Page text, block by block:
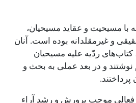
با مسیحیت و عقاید مسیحیان،
و غیرمقلدانه بوده است. آنان
کتاب‌های ردّیه علیه مسیحیان
و در بعد عملی به بحث و
پرداختند.
فعالی موجب پرورش و رشد آراء